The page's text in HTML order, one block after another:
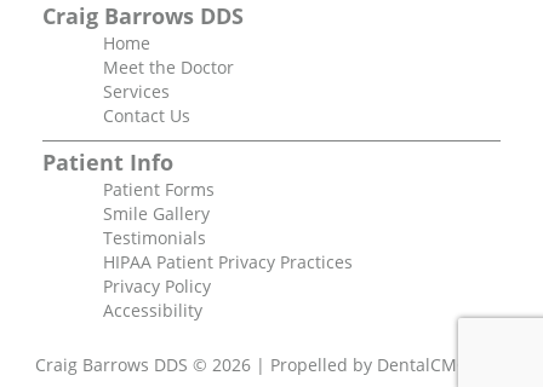
Craig Barrows DDS
Home
Meet the Doctor
Services
Contact Us
Patient Info
Patient Forms
Smile Gallery
Testimonials
HIPAA Patient Privacy Practices
Privacy Policy
Accessibility
Craig Barrows DDS © 2026 | Propelled by DentalCMO